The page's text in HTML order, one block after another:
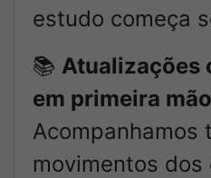
estudo começa
📚 Atualizações
em primeira mão
Acompanhamos
movimentos